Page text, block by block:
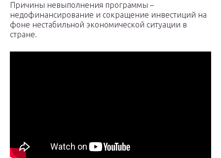
Причины невыполнения программы –
недофинансирование и сокращение инвестиций на
фоне нестабильной экономической ситуации в
стране.